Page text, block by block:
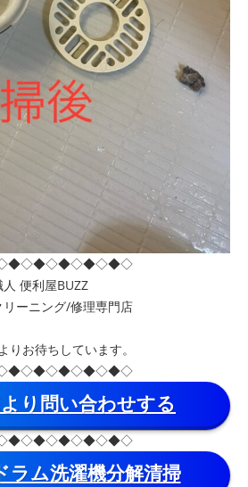
便利屋BUZZ
ーニング/修理専門店
りお待ちしています。
り問い合わせする
ラム洗濯機分解清掃